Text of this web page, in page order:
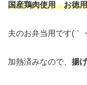
国産鶏肉使用 お徳
夫のお弁当用です(｀
加熱済みなので、 揚